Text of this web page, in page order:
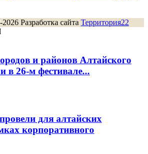
Разработка сайта Территория22
и районов Алтайского
в 26-м фестивале...
для алтайских
корпоративного